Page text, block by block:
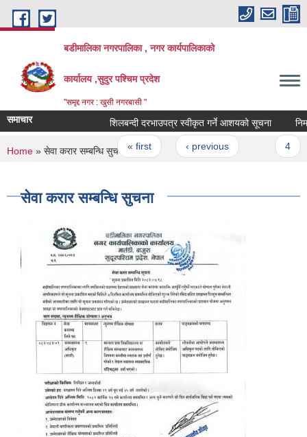
Skip to main content
बडीमालिका नगरपालिका , नगर कार्यपालिकाको
कार्यालय ,सुदुर पश्चिम प्रदेश
"समृद्द नगर : खुसी नगरबासी "
समाचार शिलबन्दी दरभाउपत्र स्वीकृत गर्ने आशयको सूचना
Pages
« first ‹ previous
You are here
Home » सेवा करार सम्बन्धि सुचना
सेवा करार सम्बन्धि सुचना